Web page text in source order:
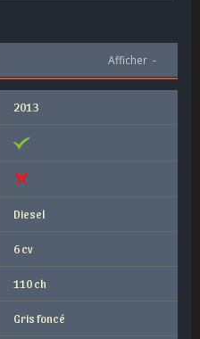
Afficher -
2013
Diesel
6 cv
110 ch
Gris foncé